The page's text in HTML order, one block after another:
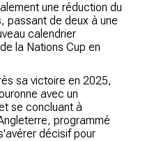
une réduction du
passant de deux à une
calendrier
la Nations Cup en
sa victoire en 2025,
avec un
se concluant à
programmé
décisif pour